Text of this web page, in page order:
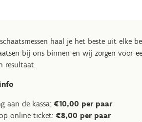
haal je het beste uit elke
bij ons binnen en wij zorgen voor
resultaat.
aan de kassa: €10,00 per paar
online ticket: €8,00 per paar